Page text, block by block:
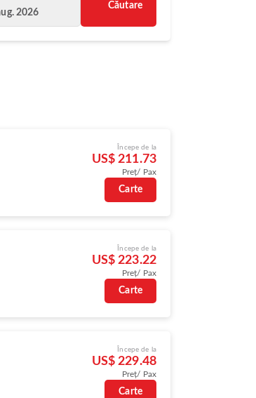
2026
Căutare
Începe de la
US$ 211.73
Preț/ Pax
Carte
Începe de la
US$ 223.22
Preț/ Pax
Carte
Începe de la
US$ 229.48
Preț/ Pax
Carte